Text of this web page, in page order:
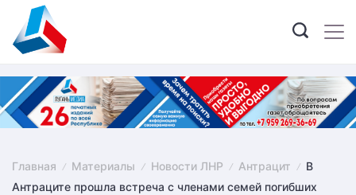
content
Главная Материалы Новости ЛНР Антрацит
В
Антраците прошла встреча с членами семей погибших